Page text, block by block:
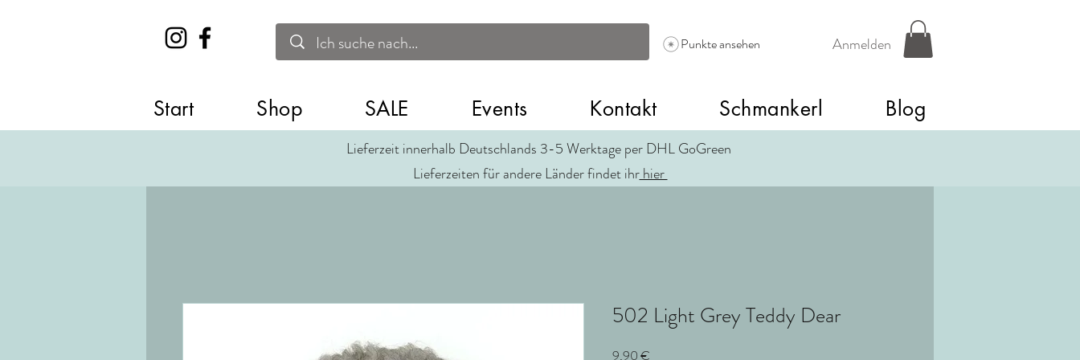
Anmelden
Punkte ansehen
Start Shop SALE Events Kontakt Schmankerl Blog
Lieferzeit innerhalb Deutschlands 3-5 Werktage per DHL GoGreen
Lieferzeiten für andere Länder findet ihrhier
502 Light Grey Teddy Dear
9,90 €